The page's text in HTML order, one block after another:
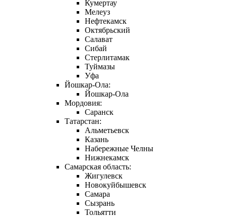
Кумертау
Мелеуз
Нефтекамск
Октябрьский
Салават
Сибай
Стерлитамак
Туймазы
Уфа
Йошкар-Ола:
Йошкар-Ола
Мордовия:
Саранск
Татарстан:
Альметьевск
Казань
Набережные Челны
Нижнекамск
Самарская область:
Жигулевск
Новокуйбышевск
Самара
Сызрань
Тольятти